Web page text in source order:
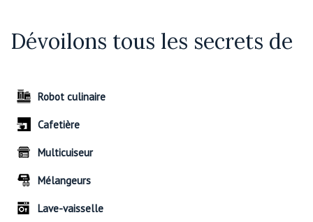
Dévoilons tous les secrets de
Robot culinaire
Cafetière
Multicuiseur
Mélangeurs
Lave-vaisselle